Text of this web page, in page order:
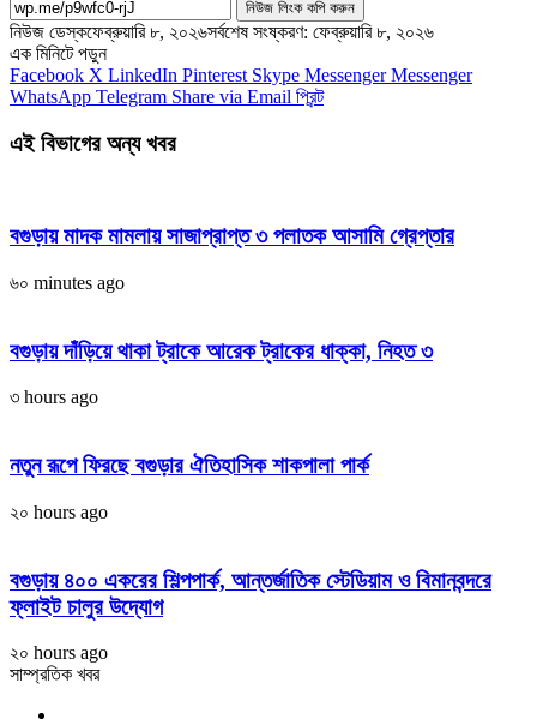
নিউজ লিংক কপি করুন
নিউজ ডেস্কফেব্রুয়ারি ৮, ২০২৬সর্বশেষ সংষ্করণ: ফেব্রুয়ারি ৮, ২০২৬
এক মিনিটে পড়ুন
Facebook X LinkedIn Pinterest Skype Messenger Messenger
WhatsApp Telegram Share via Email প্রিন্ট
এই বিভাগের অন্য খবর
বগুড়ায় মাদক মামলায় সাজাপ্রাপ্ত ৩ পলাতক আসামি গ্রেপ্তার
৬০ minutes ago
বগুড়ায় দাঁড়িয়ে থাকা ট্রাকে আরেক ট্রাকের ধাক্কা, নিহত ৩
৩ hours ago
নতুন রূপে ফিরছে বগুড়ার ঐতিহাসিক শাকপালা পার্ক
২০ hours ago
বগুড়ায় ৪০০ একরের শিল্পপার্ক, আন্তর্জাতিক স্টেডিয়াম ও বিমানবন্দরে
ফ্লাইট চালুর উদ্যোগ
২০ hours ago
সাম্প্রতিক খবর